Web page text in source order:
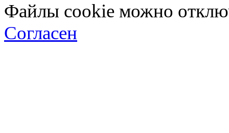
Файлы cookie можно
Согласен